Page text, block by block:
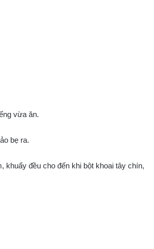
vừa ăn.
bẹ ra.
đều cho đến khi bột khoai tây chín,